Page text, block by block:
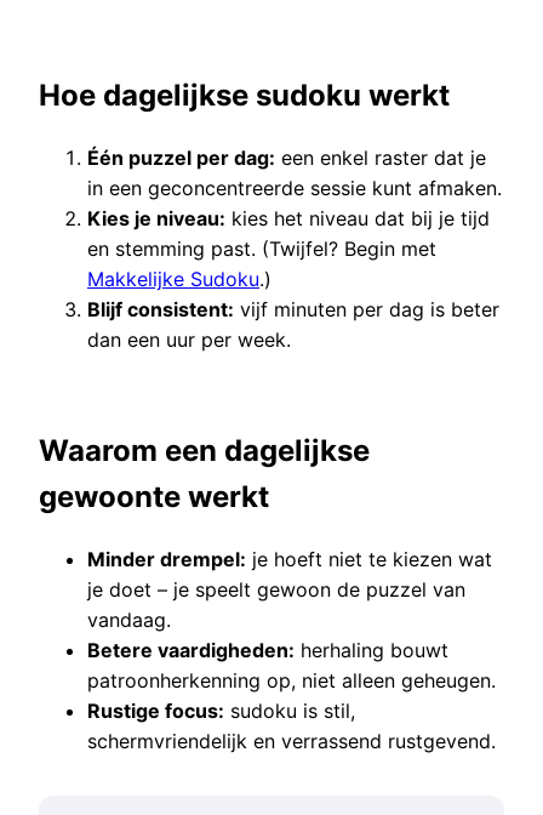
Hoe dagelijkse sudoku werkt
Één puzzel per dag: een enkel raster dat je
in een geconcentreerde sessie kunt afmaken.
Kies je niveau: kies het niveau dat bij je tijd
en stemming past. (Twijfel? Begin met
Makkelijke Sudoku.)
Blijf consistent: vijf minuten per dag is beter
dan een uur per week.
Waarom een dagelijkse
gewoonte werkt
Minder drempel: je hoeft niet te kiezen wat
je doet – je speelt gewoon de puzzel van
vandaag.
Betere vaardigheden: herhaling bouwt
patroonherkenning op, niet alleen geheugen.
Rustige focus: sudoku is stil,
schermvriendelijk en verrassend rustgevend.